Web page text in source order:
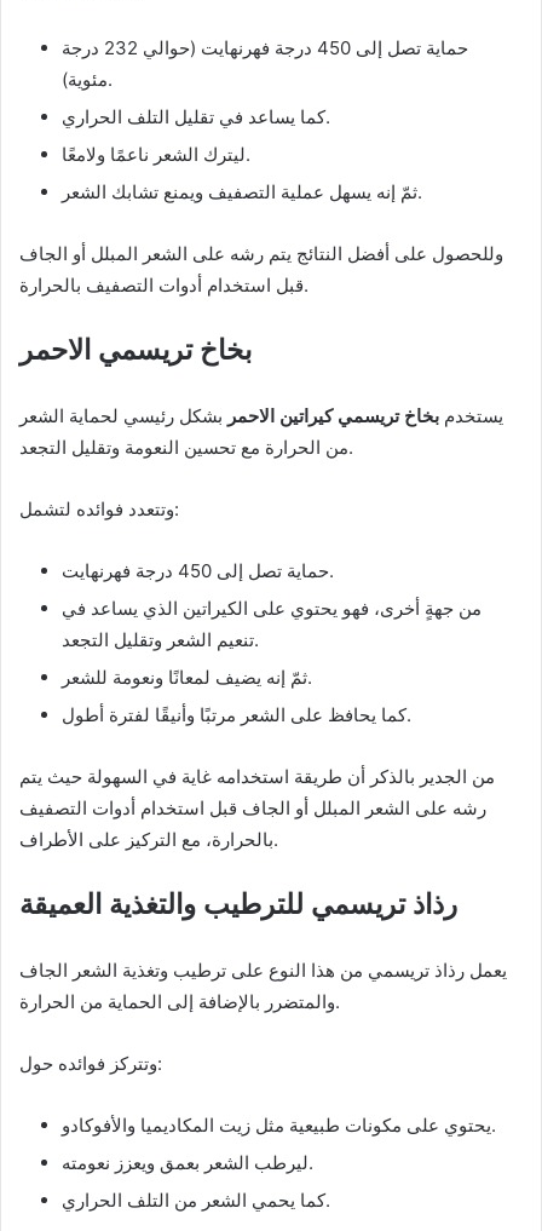
حماية تصل إلى 450 درجة فهرنهايت (حوالي 232 درجة
مئوية).
كما يساعد في تقليل التلف الحراري.
ليترك الشعر ناعمًا ولامعًا.
ثمّ إنه يسهل عملية التصفيف ويمنع تشابك الشعر.
وللحصول على أفضل النتائج يتم رشه على الشعر المبلل أو الجاف
قبل استخدام أدوات التصفيف بالحرارة.
بخاخ تريسمي الاحمر
يستخدم بخاخ تريسمي كيراتين الاحمر بشكل رئيسي لحماية الشعر
من الحرارة مع تحسين النعومة وتقليل التجعد.
وتتعدد فوائده لتشمل:
حماية تصل إلى 450 درجة فهرنهايت.
من جهةٍ أخرى، فهو يحتوي على الكيراتين الذي يساعد في
تنعيم الشعر وتقليل التجعد.
ثمّ إنه يضيف لمعانًا ونعومة للشعر.
كما يحافظ على الشعر مرتبًا وأنيقًا لفترة أطول.
من الجدير بالذكر أن طريقة استخدامه غاية في السهولة حيث يتم
رشه على الشعر المبلل أو الجاف قبل استخدام أدوات التصفيف
بالحرارة، مع التركيز على الأطراف.
رذاذ تريسمي للترطيب والتغذية العميقة
يعمل رذاذ تريسمي من هذا النوع على ترطيب وتغذية الشعر الجاف
والمتضرر بالإضافة إلى الحماية من الحرارة.
وتتركز فوائده حول:
يحتوي على مكونات طبيعية مثل زيت المكاديميا والأفوكادو.
ليرطب الشعر بعمق ويعزز نعومته.
كما يحمي الشعر من التلف الحراري.